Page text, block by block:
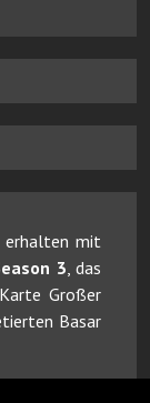
erhalten mit
3 , das
Großer
Basar